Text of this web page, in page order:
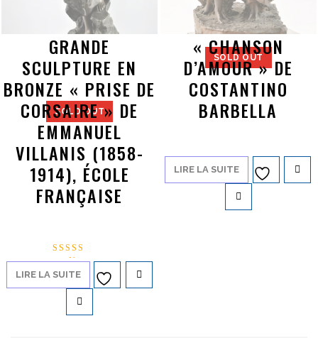
SOLD OUT
GRANDE
SCULPTURE EN
BRONZE « PRISE DE
CORSAIRE » DE
EMMANUEL
VILLANIS (1858-
1914), ÉCOLE
FRANÇAISE
Note
5.00
sur 5
LIRE LA SUITE
SOLD OUT
« CHANSON
D’AMOUR » DE
COSTANTINO
BARBELLA
LIRE LA SUITE